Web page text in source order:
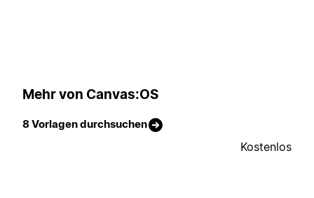
Mehr von Canvas:OS
8 Vorlagen durchsuchen
Kostenlos